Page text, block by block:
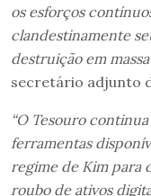
os esforços
clandestinamente
destruição em
secretário adjunto
“O Tesouro
ferramentas
regime de Kim para
roubo de ativos